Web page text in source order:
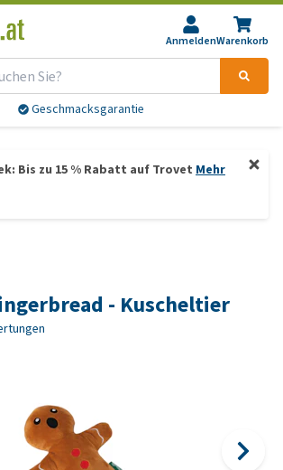
AnmeldenWarenkorb
Geschmacksgarantie
Bis zu 15 % Rabatt auf Trovet Mehr
- Kuscheltier